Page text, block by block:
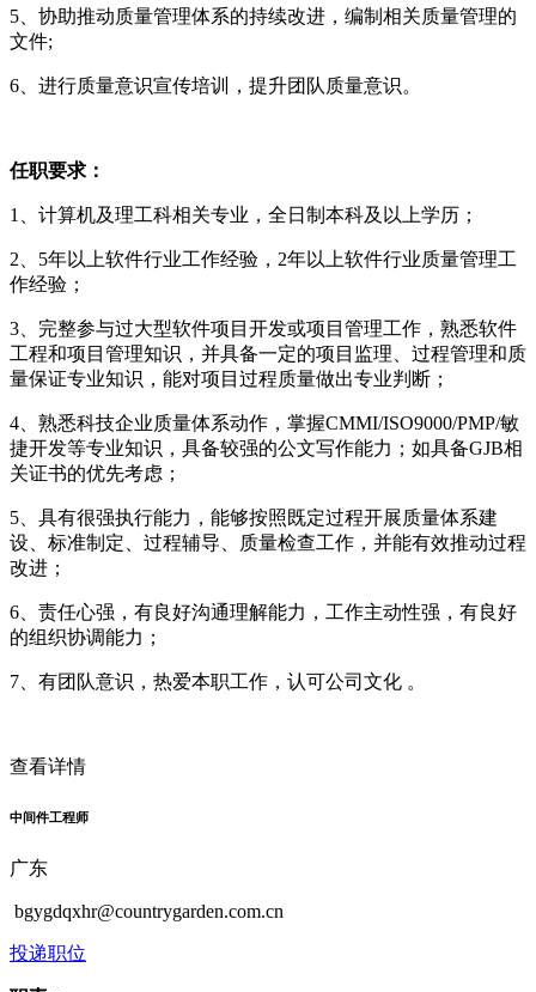
5、协助推动质量管理体系的持续改进，编制相关质量管理的
文件;
6、进行质量意识宣传培训，提升团队质量意识。
任职要求：
1、计算机及理工科相关专业，全日制本科及以上学历；
2、5年以上软件行业工作经验，2年以上软件行业质量管理工
作经验；
3、完整参与过大型软件项目开发或项目管理工作，熟悉软件
工程和项目管理知识，并具备一定的项目监理、过程管理和质
量保证专业知识，能对项目过程质量做出专业判断；
4、熟悉科技企业质量体系动作，掌握CMMI/ISO9000/PMP/敏
捷开发等专业知识，具备较强的公文写作能力；如具备GJB相
关证书的优先考虑；
5、具有很强执行能力，能够按照既定过程开展质量体系建
设、标准制定、过程辅导、质量检查工作，并能有效推动过程
改进；
6、责任心强，有良好沟通理解能力，工作主动性强，有良好
的组织协调能力；
7、有团队意识，热爱本职工作，认可公司文化 。
查看详情
中间件工程师
广东
bgygdqxhr@countrygarden.com.cn
投递职位